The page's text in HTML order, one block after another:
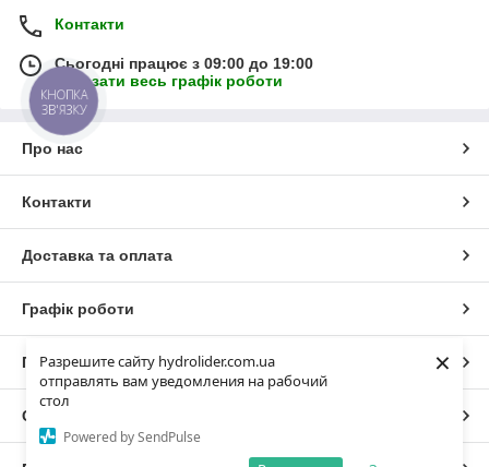
Разрешите сайту hydrolider.com.ua
отправлять вам уведомления на рабочий
стол
Powered by SendPulse
×
Контакти
Сьогодні працює з 09:00 до 19:00
Показати весь графік роботи
Про нас
Контакти
Доставка та оплата
Графік роботи
Повна версія сайту
Сайт створено на маркетплейсі
КНОПКА
ЗВ'ЯЗКУ